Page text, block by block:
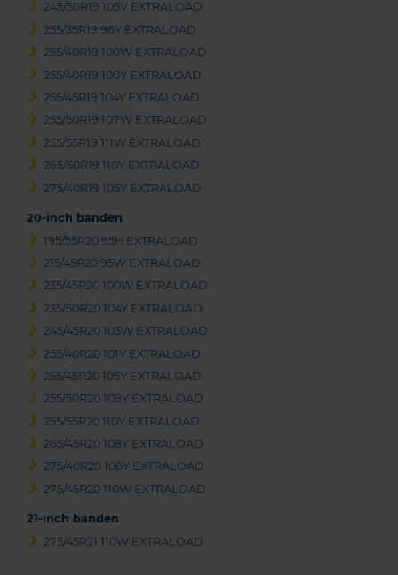
245/50R19 105V EXTRALOAD
255/35R19 96Y EXTRALOAD
255/40R19 100W EXTRALOAD
255/40R19 100Y EXTRALOAD
255/45R19 104Y EXTRALOAD
255/50R19 107W EXTRALOAD
255/55R19 111W EXTRALOAD
265/50R19 110Y EXTRALOAD
275/40R19 105Y EXTRALOAD
20-inch banden
195/55R20 95H EXTRALOAD
215/45R20 95W EXTRALOAD
235/45R20 100W EXTRALOAD
235/50R20 104Y EXTRALOAD
245/45R20 103W EXTRALOAD
255/40R20 101Y EXTRALOAD
255/45R20 105Y EXTRALOAD
255/50R20 109Y EXTRALOAD
255/55R20 110Y EXTRALOAD
265/45R20 108Y EXTRALOAD
275/40R20 106Y EXTRALOAD
275/45R20 110W EXTRALOAD
21-inch banden
275/45R21 110W EXTRALOAD